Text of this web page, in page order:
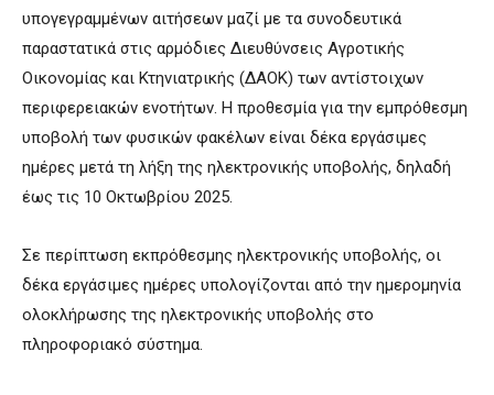
υπογεγραμμένων αιτήσεων μαζί με τα συνοδευτικά
παραστατικά στις αρμόδιες Διευθύνσεις Αγροτικής
Οικονομίας και Κτηνιατρικής (ΔΑΟΚ) των αντίστοιχων
περιφερειακών ενοτήτων. Η προθεσμία για την εμπρόθεσμη
υποβολή των φυσικών φακέλων είναι δέκα εργάσιμες
ημέρες μετά τη λήξη της ηλεκτρονικής υποβολής, δηλαδή
έως τις 10 Οκτωβρίου 2025.
Σε περίπτωση εκπρόθεσμης ηλεκτρονικής υποβολής, οι
δέκα εργάσιμες ημέρες υπολογίζονται από την ημερομηνία
ολοκλήρωσης της ηλεκτρονικής υποβολής στο
πληροφοριακό σύστημα.